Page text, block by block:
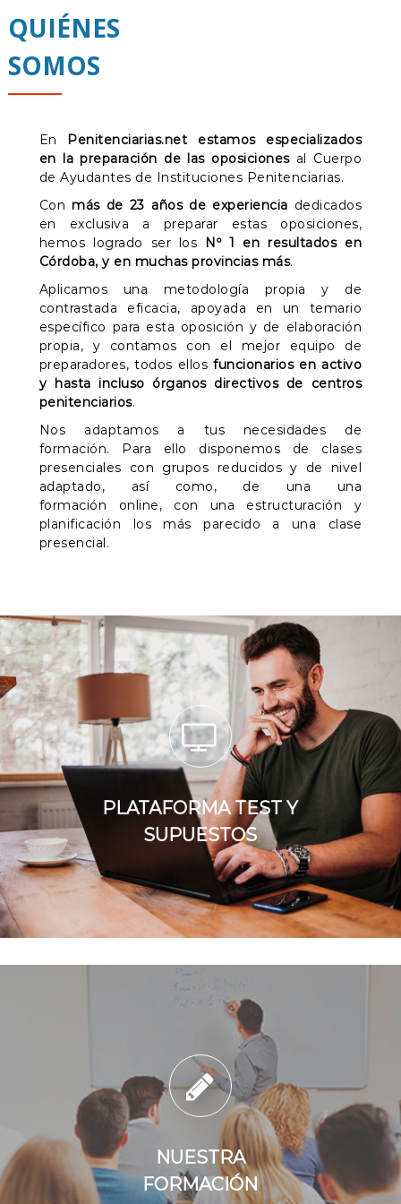
QUIÉNES
SOMOS
En
Penitenciarias.net estamos especializados
en la preparación de las oposiciones al Cuerpo
de Ayudantes de Instituciones Penitenciarias.
Conmás de 23 años de experiencia dedicados
en exclusiva a preparar estas oposiciones,
hemos logrado ser los Nº 1 en resultados en
Córdoba, y en muchas provincias más.
Aplicamos una metodología propia y de
contrastada eficacia, apoyada en un temario
específico para esta oposición y de elaboración
propia, y contamos con el mejor equipo de
preparadores, todos ellosfuncionarios en activo
y hasta incluso órganos directivos de centros
penitenciarios.
Nos adaptamos a tus necesidades de
formación. Para ello disponemos de clases
presenciales con grupos reducidos y de nivel
adaptado, así como, de una una
formación online, con una estructuración y
planificación los más parecido a una clase
presencial.
PLATAFORMA TEST Y
SUPUESTOS
NUESTRA
FORMACIÓN